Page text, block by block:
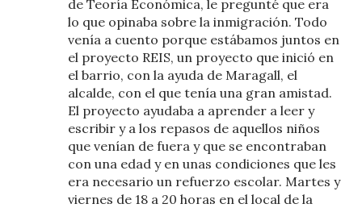
de Teoría Económica, le pregunté que era
lo que opinaba sobre la inmigración. Todo
venía a cuento porque estábamos juntos en
el proyecto REIS, un proyecto que inició en
el barrio, con la ayuda de Maragall, el
alcalde, con el que tenía una gran amistad.
El proyecto ayudaba a aprender a leer y
escribir y a los repasos de aquellos niños
que venían de fuera y que se encontraban
con una edad y en unas condiciones que les
era necesario un refuerzo escolar. Martes y
viernes de 18 a 20 horas en el local de la